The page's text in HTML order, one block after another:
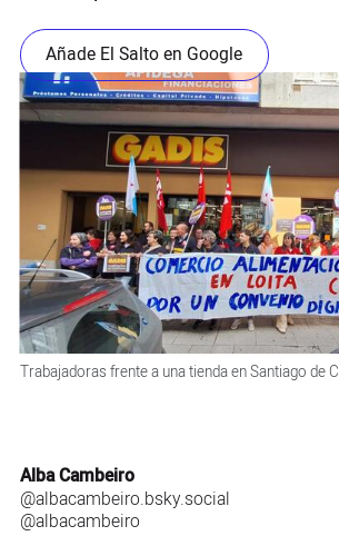
Añade El Salto en Google
Trabajadoras frente a una tienda en Santiago de
Alba Cambeiro
@albacambeiro.bsky.social
@albacambeiro